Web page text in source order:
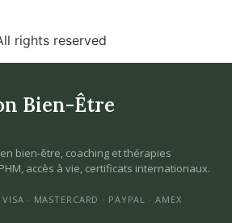
rights reserved
Bien-Être
bien-être, coaching et thérapies
accès à vie, certificats internationaux.
· MASTERCARD · PAYPAL · AMEX